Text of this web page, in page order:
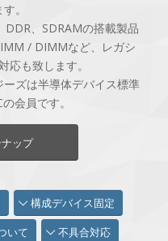
。
、SDRAMの搭載製品
/ DIMMなど、レガシ
応も致します。
ズは半導体デバイス標準
会員です。
ナップ
構成デバイス固定
いて
不具合対応